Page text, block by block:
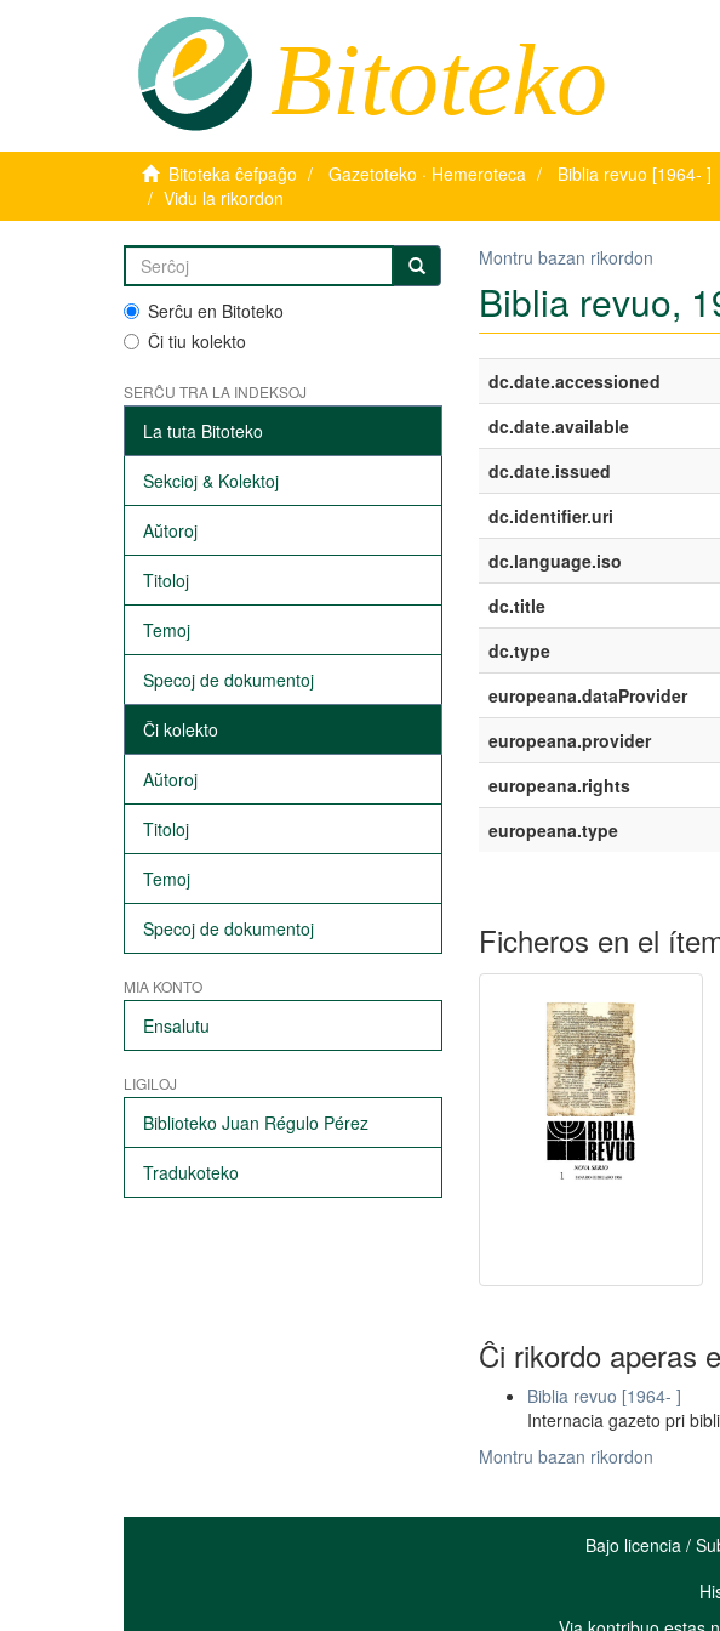
Bitoteko
Bitoteka ĉefpaĝo Gazetoteko · Hemeroteca
Biblia revuo [1964- ]
Vidu la rikordon
Serĉu en Bitoteko
Ĉi tiu kolekto
SERĈU TRA LA INDEKSOJ
La tuta Bitoteko
Sekcioj & Kolektoj
Aŭtoroj
Titoloj
Temoj
Specoj de dokumentoj
Ĉi kolekto
Aŭtoroj
Titoloj
Temoj
Specoj de dokumentoj
MIA KONTO
Ensalutu
LIGILOJ
Biblioteko Juan Régulo Pérez
Tradukoteko
Montru bazan rikordon
Biblia revuo,
dc.date.accessioned
dc.date.available
dc.date.issued
dc.identifier.uri
dc.language.iso
dc.title
dc.type
europeana.dataProvider
europeana.provider
europeana.rights
europeana.type
Ficheros en el
Ĉi rikordo aperas
Biblia revuo [1964- ]
Internacia gazeto pri
Montru bazan rikordon
Bajo licencia /